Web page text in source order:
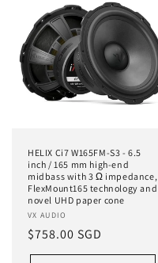
HELIX Ci7 W165FM-S3 - 6.5
inch / 165 mm high-end
midbass with 3 Ω impedance,
FlexMount165 technology and
novel UHD paper cone
厂
商：
VX AUDIO
常
规
$758.00 SGD